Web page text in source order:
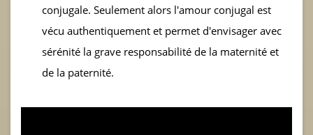
conjugale. Seulement alors l'amour conjugal est
vécu authentiquement et permet d'envisager avec
sérénité la grave responsabilité de la maternité et
de la paternité.